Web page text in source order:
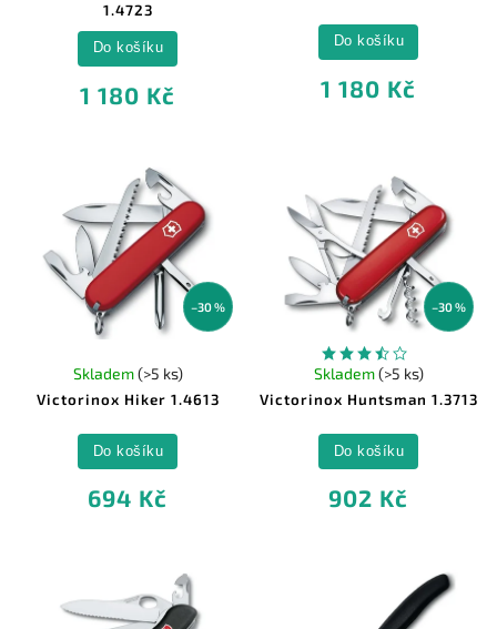
1.4723
1 180 Kč
Do košíku
1 180 Kč
Do košíku
–30 %
Victorinox Hiker 1.4613
Skladem(>5 ks)
694 Kč
Do košíku
–30 %
Victorinox Huntsman 1.3713
Skladem(>5 ks)
902 Kč
Do košíku